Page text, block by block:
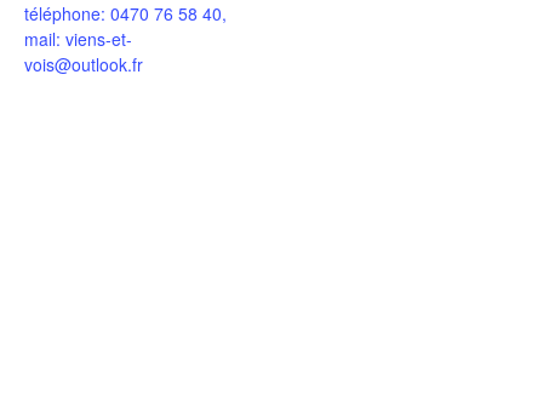
téléphone: 0470 76 58 40,
mail: viens-et-
vois@outlook.fr